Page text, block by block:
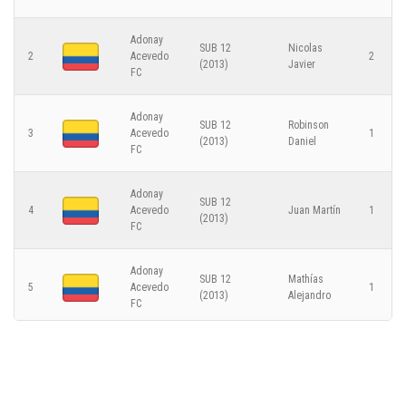
Independiente del Valle
Fase de Grupos - 2025-12-08
2
Adonay
Acevedo
FC
SUB 12
(2013)
Nicolas
Javier
2
3
Adonay
Acevedo
FC
SUB 12
(2013)
Robinson
Daniel
1
4
Adonay
Acevedo
FC
SUB 12
(2013)
Juan Martín 1
5
Adonay
Acevedo
FC
SUB 12
(2013)
Mathías
Alejandro
1